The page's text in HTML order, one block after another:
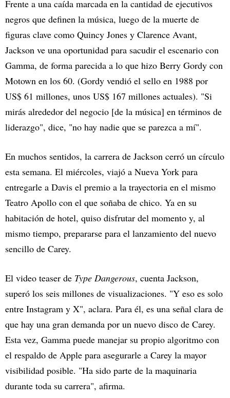
Frente a una caída marcada en la cantidad de ejecutivos
negros que definen la música, luego de la muerte de
figuras clave como Quincy Jones y Clarence Avant,
Jackson ve una oportunidad para sacudir el escenario con
Gamma, de forma parecida a lo que hizo Berry Gordy con
Motown en los 60. (Gordy vendió el sello en 1988 por
US$ 61 millones, unos US$ 167 millones actuales). "Si
mirás alrededor del negocio [de la música] en términos de
liderazgo", dice, "no hay nadie que se parezca a mí".
En muchos sentidos, la carrera de Jackson cerró un círculo
esta semana. El miércoles, viajó a Nueva York para
entregarle a Davis el premio a la trayectoria en el mismo
Teatro Apollo con el que soñaba de chico. Ya en su
habitación de hotel, quiso disfrutar del momento y, al
mismo tiempo, prepararse para el lanzamiento del nuevo
sencillo de Carey.
El video teaser de Type Dangerous, cuenta Jackson,
superó los seis millones de visualizaciones. "Y eso es solo
entre Instagram y X", aclara. Para él, es una señal clara de
que hay una gran demanda por un nuevo disco de Carey.
Esta vez, Gamma puede manejar su propio algoritmo con
el respaldo de Apple para asegurarle a Carey la mayor
visibilidad posible. "Ha sido parte de la maquinaria
durante toda su carrera", afirma.